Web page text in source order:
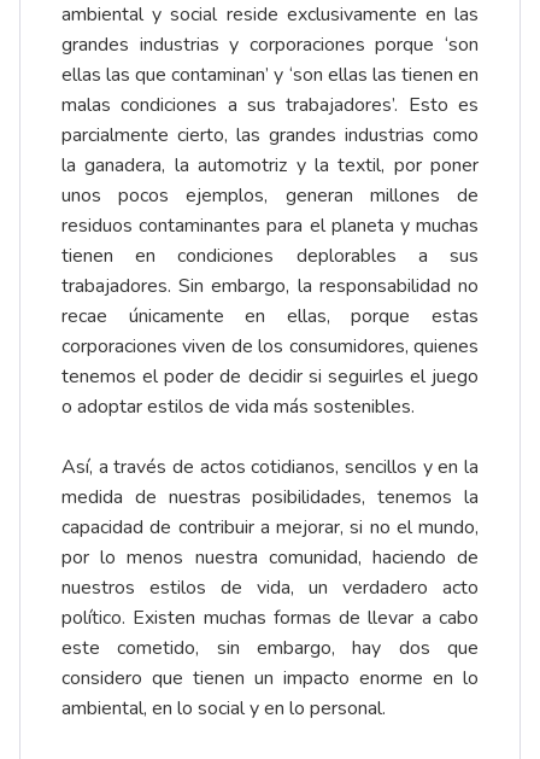
ambiental y social reside exclusivamente en las
grandes industrias y corporaciones porque ‘son
ellas las que contaminan’ y ‘son ellas las tienen en
malas condiciones a sus trabajadores’. Esto es
parcialmente cierto, las grandes industrias como
la ganadera, la automotriz y la textil, por poner
unos pocos ejemplos, generan millones de
residuos contaminantes para el planeta y muchas
tienen en condiciones deplorables a sus
trabajadores. Sin embargo, la responsabilidad no
recae únicamente en ellas, porque estas
corporaciones viven de los consumidores, quienes
tenemos el poder de decidir si seguirles el juego
o adoptar estilos de vida más sostenibles.
Así, a través de actos cotidianos, sencillos y en la
medida de nuestras posibilidades, tenemos la
capacidad de contribuir a mejorar, si no el mundo,
por lo menos nuestra comunidad, haciendo de
nuestros estilos de vida, un verdadero acto
político. Existen muchas formas de llevar a cabo
este cometido, sin embargo, hay dos que
considero que tienen un impacto enorme en lo
ambiental, en lo social y en lo personal.